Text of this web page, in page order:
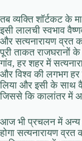
तब व्यक्ति शॉर्टकट के
इसी लालची स्वभाव
और सत्यनारायण व्रत
पूरी ताकत राजघरानों
गांव, हर शहर में
और विश्व की लगभग
लिया और इसी के साथ
जिससे कि कालांतर में
आज भी प्रचलन में
होगा सत्यनारायण